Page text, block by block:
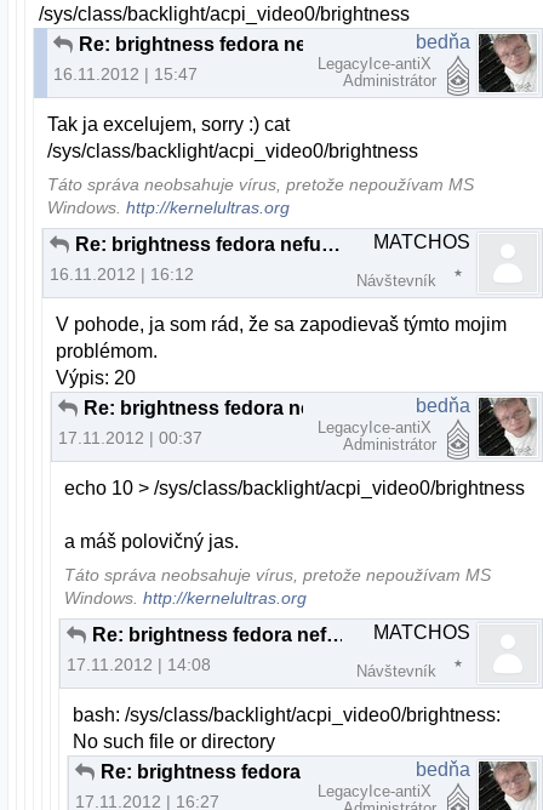
/sys/class/backlight/acpi_video0/brightness
16.11.2012 | 15:47
bedňa
LegacyIce-antiX
Administrátor
Tak ja excelujem, sorry :) cat
/sys/class/backlight/acpi_video0/brightness
Táto správa neobsahuje vírus, pretože nepoužívam MS
Windows.http://kernelultras.org
Re: brightness fedora nefunkcne fn klavesy
16.11.2012 | 16:12
MATCHOS
Návštevník
V pohode, ja som rád, že sa zapodievaš týmto mojim
problémom.
Výpis: 20
17.11.2012 | 00:37
bedňa
LegacyIce-antiX
Administrátor
echo 10 > /sys/class/backlight/acpi_video0/brightness
a máš polovičný jas.
Táto správa neobsahuje vírus, pretože nepoužívam MS
Windows.http://kernelultras.org
Re: brightness fedora nefunkcne fn klavesy
17.11.2012 | 14:08
MATCHOS
Návštevník
bash: /sys/class/backlight/acpi_video0/brightness:
No such file or directory
17.11.2012 | 16:27
bedňa
LegacyIce-antiX